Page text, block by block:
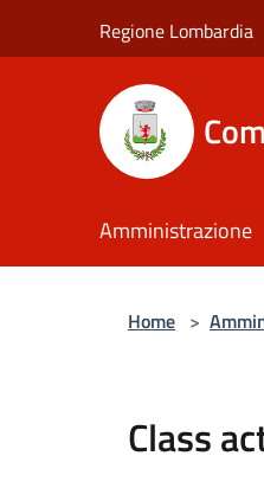
Regione Lombardia
Amministrazione
Home >
Class